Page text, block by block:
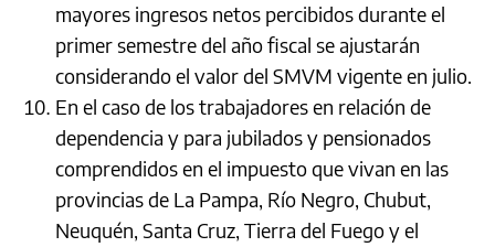
mayores ingresos netos percibidos durante el
primer semestre del año fiscal se ajustarán
considerando el valor del SMVM vigente en julio.
En el caso de los trabajadores en relación de
dependencia y para jubilados y pensionados
comprendidos en el impuesto que vivan en las
provincias de La Pampa, Río Negro, Chubut,
Neuquén, Santa Cruz, Tierra del Fuego y el